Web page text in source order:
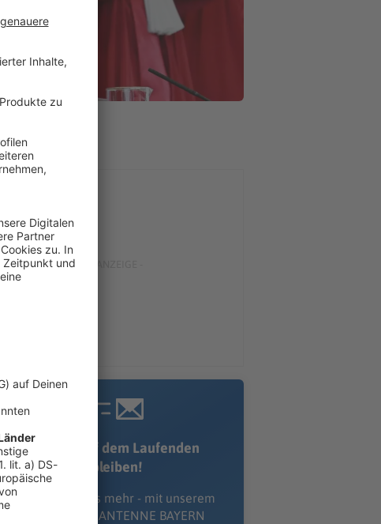
Immer auf dem Laufenden
bleiben!
Verpass' nichts mehr - mit unserem
kostenlosen ANTENNE BAYERN